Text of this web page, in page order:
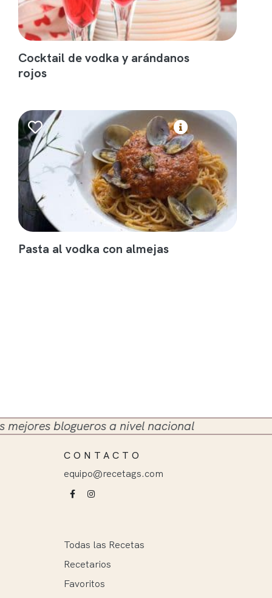
Cocktail de vodka y arándanos
rojos
Pasta al vodka con almejas
blogueros a nivel nacional
CONTACTO
equipo@recetags.com
Todas las Recetas
Recetarios
Favoritos